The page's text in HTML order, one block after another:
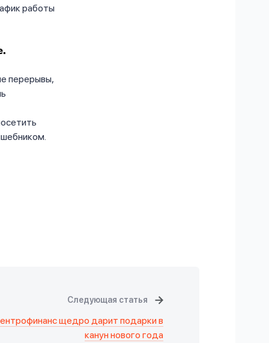
работы
перерывы,
Следующая статья
щедро дарит подарки в
канун нового года